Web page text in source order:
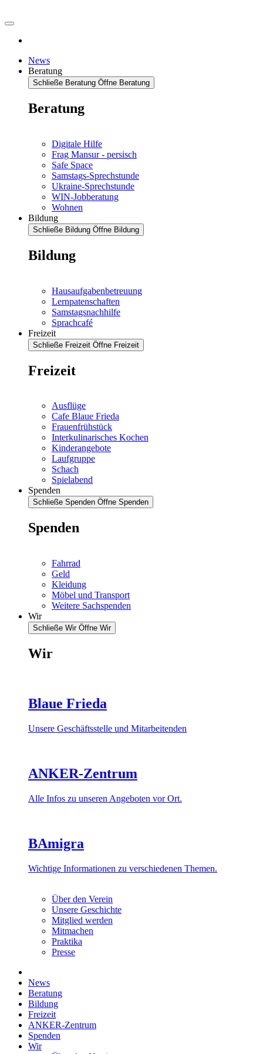
News
Beratung
Schließe Beratung Öffne Beratung
Beratung
Digitale Hilfe
Frag Mansur - persisch
Safe Space
Samstags-Sprechstunde
Ukraine-Sprechstunde
WIN-Jobberatung
Wohnen
Bildung
Schließe Bildung Öffne Bildung
Bildung
Hausaufgabenbetreuung
Lernpatenschaften
Samstagsnachhilfe
Sprachcafé
Freizeit
Schließe Freizeit Öffne Freizeit
Freizeit
Ausflüge
Cafe Blaue Frieda
Frauenfrühstück
Interkulinarisches Kochen
Kinderangebote
Laufgruppe
Schach
Spielabend
Spenden
Schließe Spenden Öffne Spenden
Spenden
Fahrrad
Geld
Kleidung
Möbel und Transport
Weitere Sachspenden
Wir
Schließe Wir Öffne Wir
Wir
Blaue Frieda
Unsere Geschäftsstelle und Mitarbeitenden
ANKER-Zentrum
Alle Infos zu unseren Angeboten vor Ort.
BAmigra
Wichtige Informationen zu verschiedenen Themen.
Über den Verein
Unsere Geschichte
Mitglied werden
Mitmachen
Praktika
Presse
News
Beratung
Bildung
Freizeit
ANKER-Zentrum
Spenden
Wir